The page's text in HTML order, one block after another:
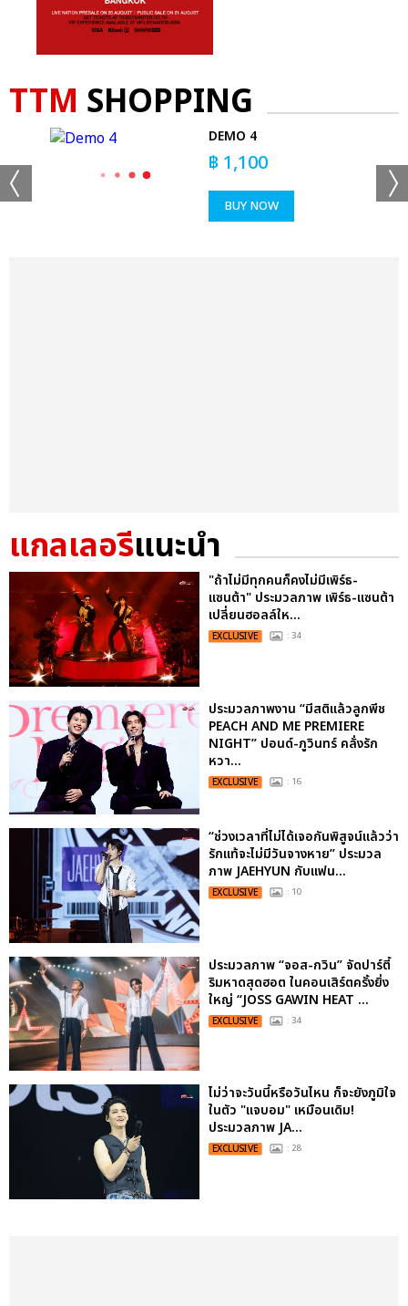
TTM SHOPPING
DEMO 4
฿ 1,100
BUY NOW
แกลเลอรีแนะนำ
"ถ้าไม่มีทุกคนก็คงไม่มีเพิร์ธ-
แซนต้า" ประมวลภาพ เพิร์ธ-แซนต้า
เปลี่ยนฮอลล์ให...
EXCLUSIVE : 34
ประมวลภาพงาน “มีสติแล้วลูกพีช
PEACH AND ME PREMIERE
NIGHT” ปอนด์-ภูวินทร์ คลั่งรัก
หวา...
EXCLUSIVE : 16
“ช่วงเวลาที่ไม่ได้เจอกันพิสูจน์แล้วว่า
รักแท้จะไม่มีวันจางหาย” ประมวล
ภาพ JAEHYUN กับแฟน...
EXCLUSIVE : 10
ประมวลภาพ “จอส-กวิน” จัดปาร์ตี้
ริมหาดสุดฮอต ในคอนเสิร์ตครั้งยิ่ง
ใหญ่ “JOSS GAWIN HEAT ...
EXCLUSIVE : 34
ไม่ว่าจะวันนี้หรือวันไหน ก็จะยังภูมิใจ
ในตัว "แจบอม" เหมือนเดิม!
ประมวลภาพ JA...
EXCLUSIVE : 28